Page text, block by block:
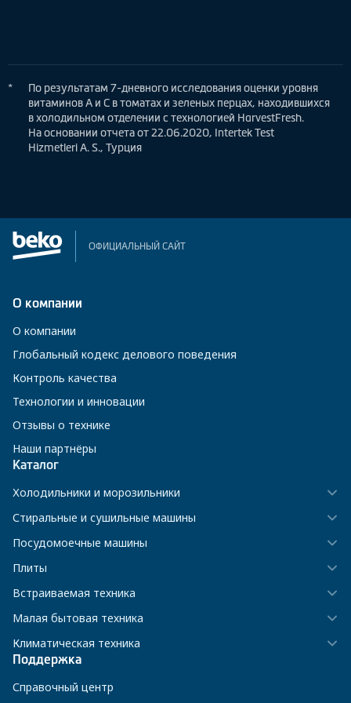
*
По результатам 7-дневного исследования оценки уровня
витаминов А и С в томатах и зеленых перцах, находившихся
в холодильном отделении с технологией HarvestFresh.
На основании отчета от 22.06.2020, Intertek Test
Hizmetleri A. S., Турция
ОФИЦИАЛЬНЫЙ САЙТ
О компании
О компании
Глобальный кодекс делового поведения
Контроль качества
Технологии и инновации
Отзывы о технике
Наши партнёры
Каталог
Холодильники и морозильники
Стиральные и сушильные машины
Посудомоечные машины
Плиты
Встраиваемая техника
Малая бытовая техника
Климатическая техника
Поддержка
Справочный центр